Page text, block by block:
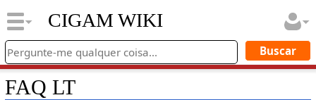
CIGAM WIKI
FAQ LT